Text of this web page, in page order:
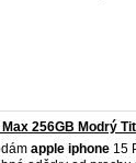
256GB Modrý
apple iphone 15